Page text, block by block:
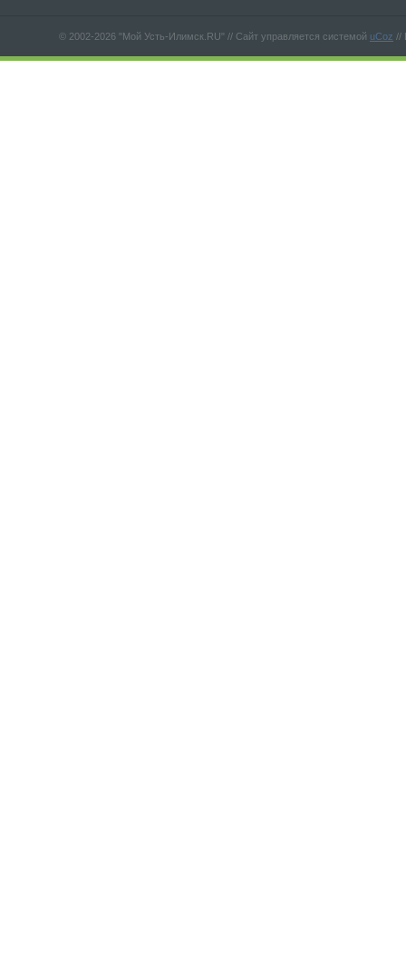
© 2002-2026 "Мой Усть-Илимск.RU" // Сайт управляется системой uCoz //